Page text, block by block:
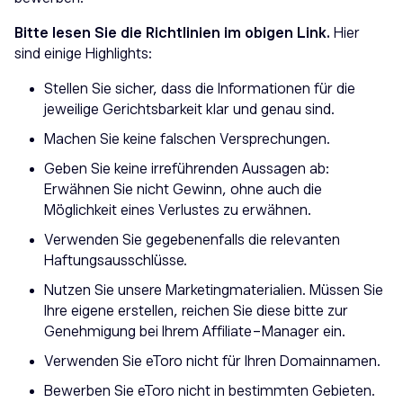
Bitte lesen Sie die Richtlinien im obigen Link. Hier
sind einige Highlights:
Stellen Sie sicher, dass die Informationen für die
jeweilige Gerichtsbarkeit klar und genau sind.
Machen Sie keine falschen Versprechungen.
Geben Sie keine irreführenden Aussagen ab:
Erwähnen Sie nicht Gewinn, ohne auch die
Möglichkeit eines Verlustes zu erwähnen.
Verwenden Sie gegebenenfalls die relevanten
Haftungsausschlüsse.
Nutzen Sie unsere Marketingmaterialien. Müssen Sie
Ihre eigene erstellen, reichen Sie diese bitte zur
Genehmigung bei Ihrem Affiliate-Manager ein.
Verwenden Sie eToro nicht für Ihren Domainnamen.
Bewerben Sie eToro nicht in bestimmten Gebieten.